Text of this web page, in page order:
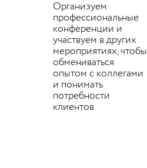
Организуем
профессиональные
конференции и
участвуем в других
мероприятиях, чтобы
обмениваться
опытом с коллегами
и понимать
потребности
клиентов.